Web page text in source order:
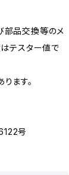
部品交換等のメ
はテスター値で
ます。
号